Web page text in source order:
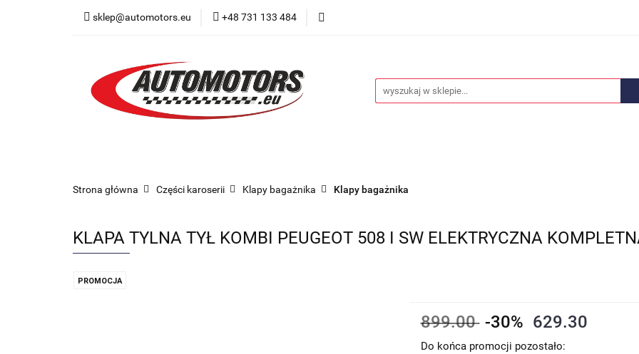
sklep@automotors.eu +48 731 133 484
Części samochodowe
Car audio Nowości
Strona główna Części karoserii Klapy bagażnika Klapy bagażnika
KLAPA TYLNA TYŁ KOMBI PEUGEOT 508 I SW ELEKTRYCZNA
PROMOCJA
899.00 -30% 629.30
Do końca promocji pozostało: